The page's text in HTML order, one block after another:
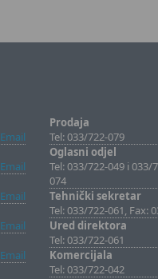
Email
Email
Email
Email
Email
Prodaja
Tel: 033/722-079
Oglasni odjel
Tel: 033/722-049 i 033/
074
Tehnički sekretar
Tel: 033/722-061, Fax:
Ured direktora
Tel: 033/722-061
Komercijala
Tel: 033/722-042